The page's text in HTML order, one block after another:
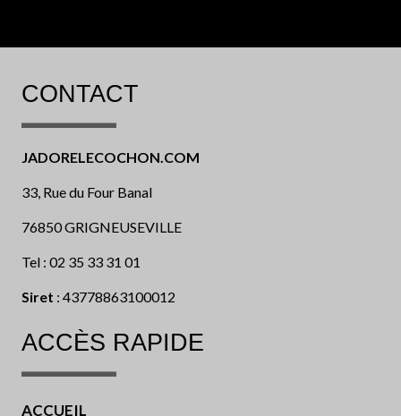
CONTACT
JADORELECOCHON.COM
33, Rue du Four Banal
76850 GRIGNEUSEVILLE
Tel : 02 35 33 31 01
Siret : 43778863100012
ACCÈS RAPIDE
ACCUEIL